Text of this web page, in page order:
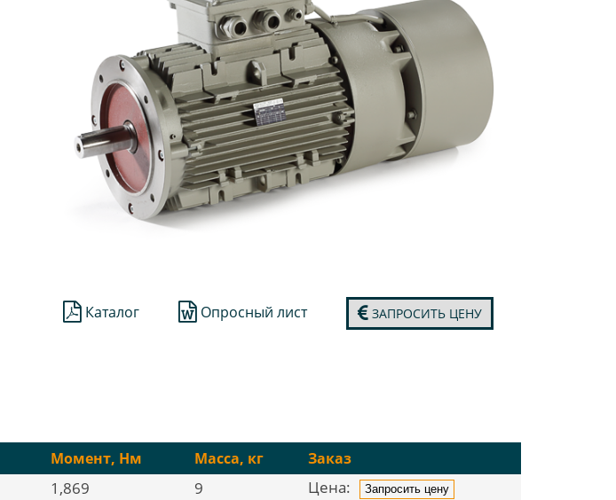
Каталог Опросный лист ЗАПРОСИТЬ ЦЕНУ
Момент, Нм Масса, кг Заказ
1,869 9 Цена: Запросить цену